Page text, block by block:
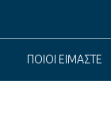
ΠΟΙΟΙ ΕΙΜΑΣΤΕ